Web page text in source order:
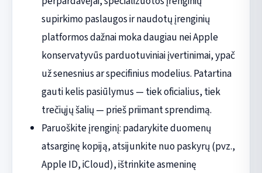
supirkimo paslaugos ir naudotų įrenginių
platformos dažnai moka daugiau nei Apple
konservatyvūs parduotuviniai įvertinimai, ypač
už senesnius ar specifinius modelius. Patartina
gauti kelis pasiūlymus — tiek oficialius, tiek
trečiųjų šalių — prieš priimant sprendimą.
Paruoškite įrenginį: padarykite duomenų
atsarginę kopiją, atsijunkite nuo paskyrų (pvz.,
Apple ID, iCloud), ištrinkite asmeninę